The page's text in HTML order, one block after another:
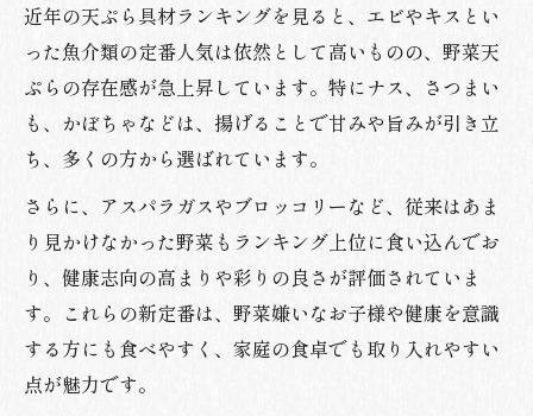
近年の天ぷら具材ランキングを見ると、エビやキスとい
った魚介類の定番人気は依然として高いものの、野菜天
ぷらの存在感が急上昇しています。特にナス、さつまい
も、かぼちゃなどは、揚げることで甘みや旨みが引き立
ち、多くの方から選ばれています。
さらに、アスパラガスやブロッコリーなど、従来はあま
り見かけなかった野菜もランキング上位に食い込んでお
り、健康志向の高まりや彩りの良さが評価されていま
す。これらの新定番は、野菜嫌いなお子様や健康を意識
する方にも食べやすく、家庭の食卓でも取り入れやすい
点が魅力です。